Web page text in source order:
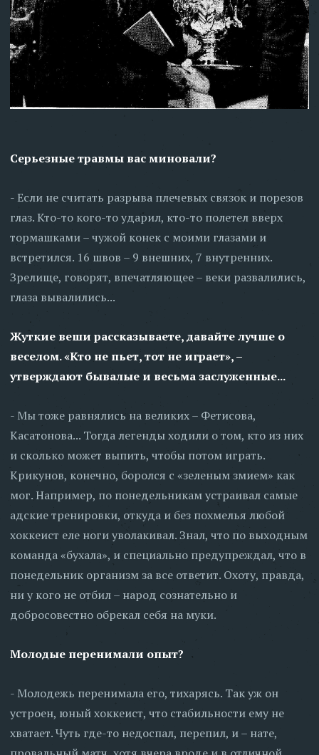
Серьезные травмы вас миновали?
- Если не считать разрыва плечевых связок и порезов
глаз. Кто-то кого-то ударил, кто-то полетел вверх
тормашками – чужой конек с моими глазами и
встретился. 16 швов – 9 внешних, 7 внутренних.
Зрелище, говорят, впечатляющее – веки развалились,
глаза вывалились...
Жуткие веши рассказываете, давайте лучше о
веселом. «Кто не пьет, тот не играет», –
утверждают бывалые и весьма заслуженные...
- Мы тоже равнялись на великих – Фетисова,
Касатонова... Тогда легенды ходили о том, кто из них
и сколько может выпить, чтобы потом играть.
Крикунов, конечно, боролся с «зеленым змием» как
мог. Например, по понедельникам устраивал самые
адские тренировки, откуда и без похмелья любой
хоккеист еле ноги уволакивал. Знал, что по выходным
команда «бухала», и специально предупреждал, что в
понедельник организм за все ответит. Охоту, правда,
ни у кого не отбил – народ сознательно и
добросовестно обрекал себя на муки.
Молодые перенимали опыт?
- Молодежь перенимала его, тихарясь. Так уж он
устроен, юный хоккеист, что стабильности ему не
хватает. Чуть где-то недоспал, перепил, и – нате,